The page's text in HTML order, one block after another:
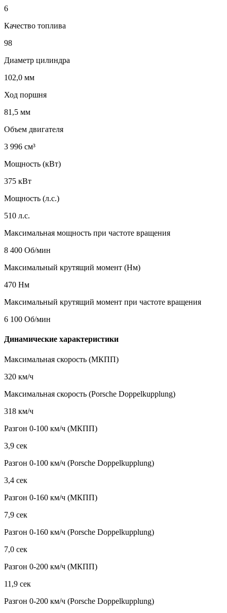
6
Качество топлива
98
Диаметр цилиндра
102,0 мм
Ход поршня
81,5 мм
Объем двигателя
3 996 см³
Мощность (кВт)
375 кВт
Мощность (л.с.)
510 л.с.
Максимальная мощность при частоте вращения
8 400 Об/мин
Максимальный крутящий момент (Нм)
470 Нм
Максимальный крутящий момент при частоте вращения
6 100 Об/мин
Динамические характеристики
Максимальная скорость (МКПП)
320 км/ч
Максимальная скорость (Porsche Doppelkupplung)
318 км/ч
Разгон 0-100 км/ч (МКПП)
3,9 сек
Разгон 0-100 км/ч (Porsche Doppelkupplung)
3,4 сек
Разгон 0-160 км/ч (МКПП)
7,9 сек
Разгон 0-160 км/ч (Porsche Doppelkupplung)
7,0 сек
Разгон 0-200 км/ч (МКПП)
11,9 сек
Разгон 0-200 км/ч (Porsche Doppelkupplung)